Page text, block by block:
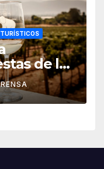
TURÍSTICOS
de la